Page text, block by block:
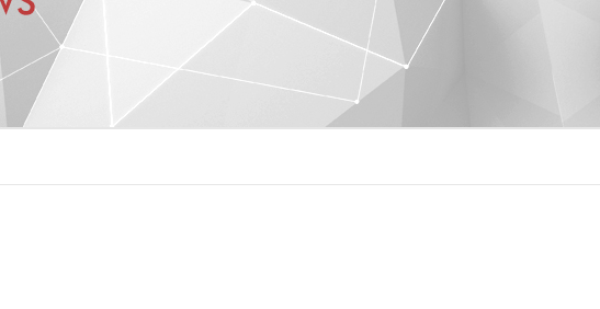
씨알케이
오텍오티스파킹시스템
전자공고 사회공헌